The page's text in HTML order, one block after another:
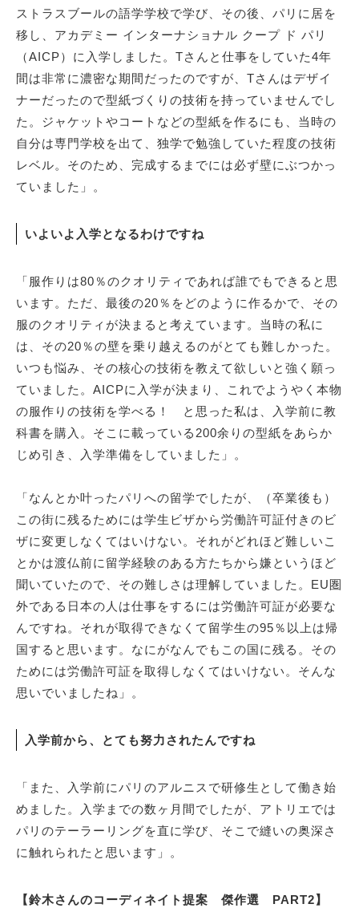
ストラスブールの語学学校で学び、その後、パリに居を
移し、アカデミー インターナショナル クープ ド パリ
（AICP）に入学しました。Tさんと仕事をしていた4年
間は非常に濃密な期間だったのですが、Tさんはデザイ
ナーだったので型紙づくりの技術を持っていませんでし
た。ジャケットやコートなどの型紙を作るにも、当時の
自分は専門学校を出て、独学で勉強していた程度の技術
レベル。そのため、完成するまでには必ず壁にぶつかっ
ていました」。
いよいよ入学となるわけですね
「服作りは80％のクオリティであれば誰でもできると思
います。ただ、最後の20％をどのように作るかで、その
服のクオリティが決まると考えています。当時の私に
は、その20％の壁を乗り越えるのがとても難しかった。
いつも悩み、その核心の技術を教えて欲しいと強く願っ
ていました。AICPに入学が決まり、これでようやく本物
の服作りの技術を学べる！ と思った私は、入学前に教
科書を購入。そこに載っている200余りの型紙をあらか
じめ引き、入学準備をしていました」。
「なんとか叶ったパリへの留学でしたが、（卒業後も）
この街に残るためには学生ビザから労働許可証付きのビ
ザに変更しなくてはいけない。それがどれほど難しいこ
とかは渡仏前に留学経験のある方たちから嫌というほど
聞いていたので、その難しさは理解していました。EU圏
外である日本の人は仕事をするには労働許可証が必要な
んですね。それが取得できなくて留学生の95％以上は帰
国すると思います。なにがなんでもこの国に残る。その
ためには労働許可証を取得しなくてはいけない。そんな
思いでいましたね」。
入学前から、とても努力されたんですね
「また、入学前にパリのアルニスで研修生として働き始
めました。入学までの数ヶ月間でしたが、アトリエでは
パリのテーラーリングを直に学び、そこで縫いの奥深さ
に触れられたと思います」。
【鈴木さんのコーディネイト提案 傑作選 PART2】